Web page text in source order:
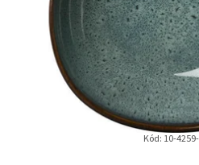
Kód: 10-